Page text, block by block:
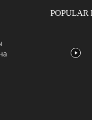
POPULAR